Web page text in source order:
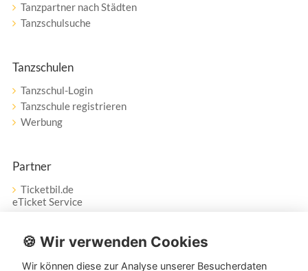
Tanzpartner nach Städten
Tanzschulsuche
Tanzschulen
Tanzschul-Login
Tanzschule registrieren
Werbung
Partner
Ticketbil.de
eTicket Service
Vertrag widerrufen
🍪 Wir verwenden Cookies
Wir können diese zur Analyse unserer Besucherdaten